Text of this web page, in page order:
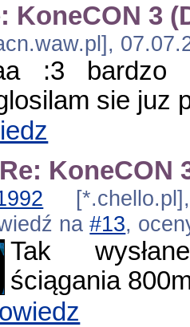
KoneCON 3
:3 bardzo
sie juz
Re: KoneCON
na#13,
Tak
ściągania